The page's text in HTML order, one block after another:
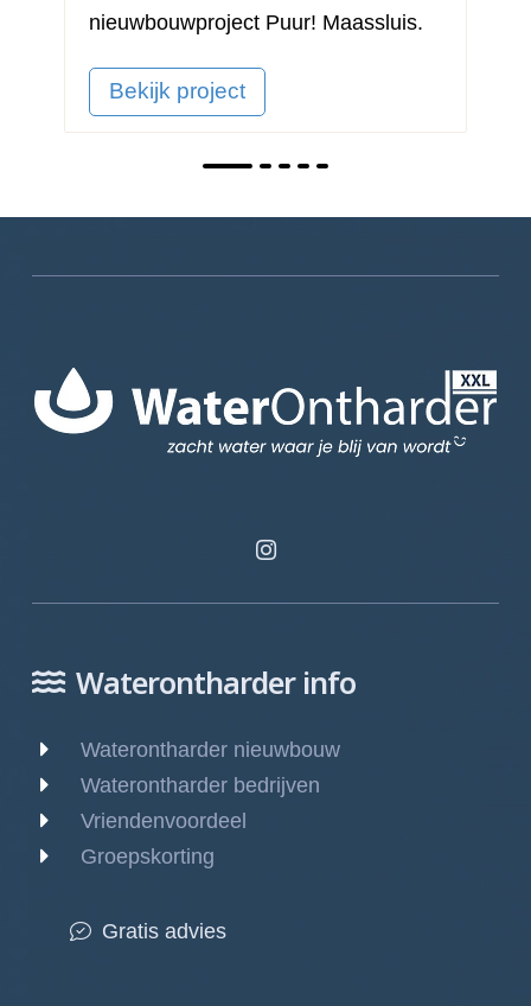
nieuwbouwproject Puur! Maassluis.
Bekijk project
Waterontharder info
Waterontharder nieuwbouw
Waterontharder bedrijven
Vriendenvoordeel
Groepskorting
Gratis advies